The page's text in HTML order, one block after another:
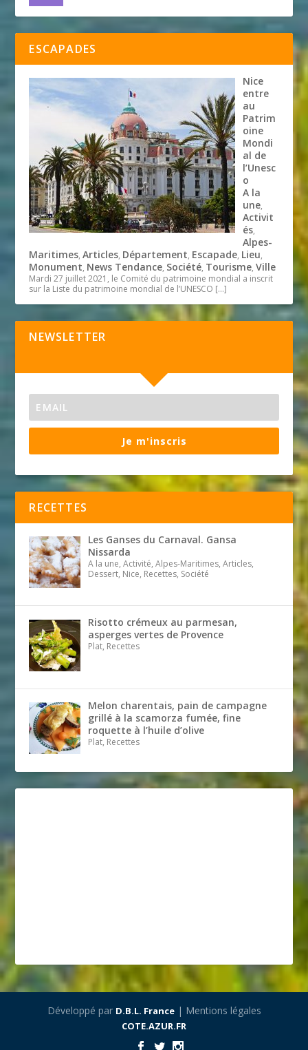
ESCAPADES
Nice
entre
au
Patrim
oine
Mondi
al de
l’Unesc
o
A la
une,
Activit
és,
Alpes-
Maritimes,Articles, Département, Escapade, Lieu,
Monument, News Tendance, Société, Tourisme,Ville
Mardi 27 juillet 2021, le Comité du patrimoine mondial a inscrit
sur la Liste du patrimoine mondial de l’UNESCO […]
NEWSLETTER
Je m'inscris
RECETTES
Les Ganses du Carnaval. Gansa
Nissarda
A la une, Activité, Alpes-Maritimes, Articles,
Dessert, Nice, Recettes, Société
Risotto crémeux au parmesan,
asperges vertes de Provence
Plat, Recettes
Melon charentais, pain de campagne
grillé à la scamorza fumée, fine
roquette à l’huile d’olive
Plat, Recettes
Développé par D.B.L. France| Mentions légales
COTE.AZUR.FR